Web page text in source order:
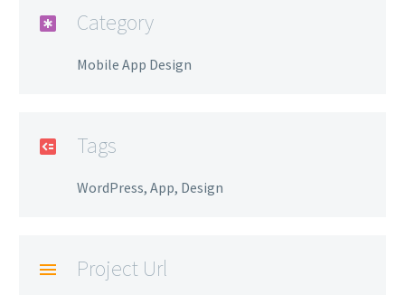
Category
Mobile App Design
Tags
WordPress, App, Design
Project Url